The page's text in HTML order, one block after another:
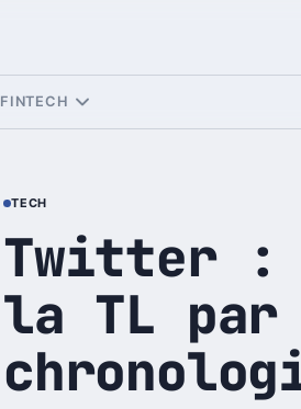
FINTECH
TECH
Twitter :
la TL par